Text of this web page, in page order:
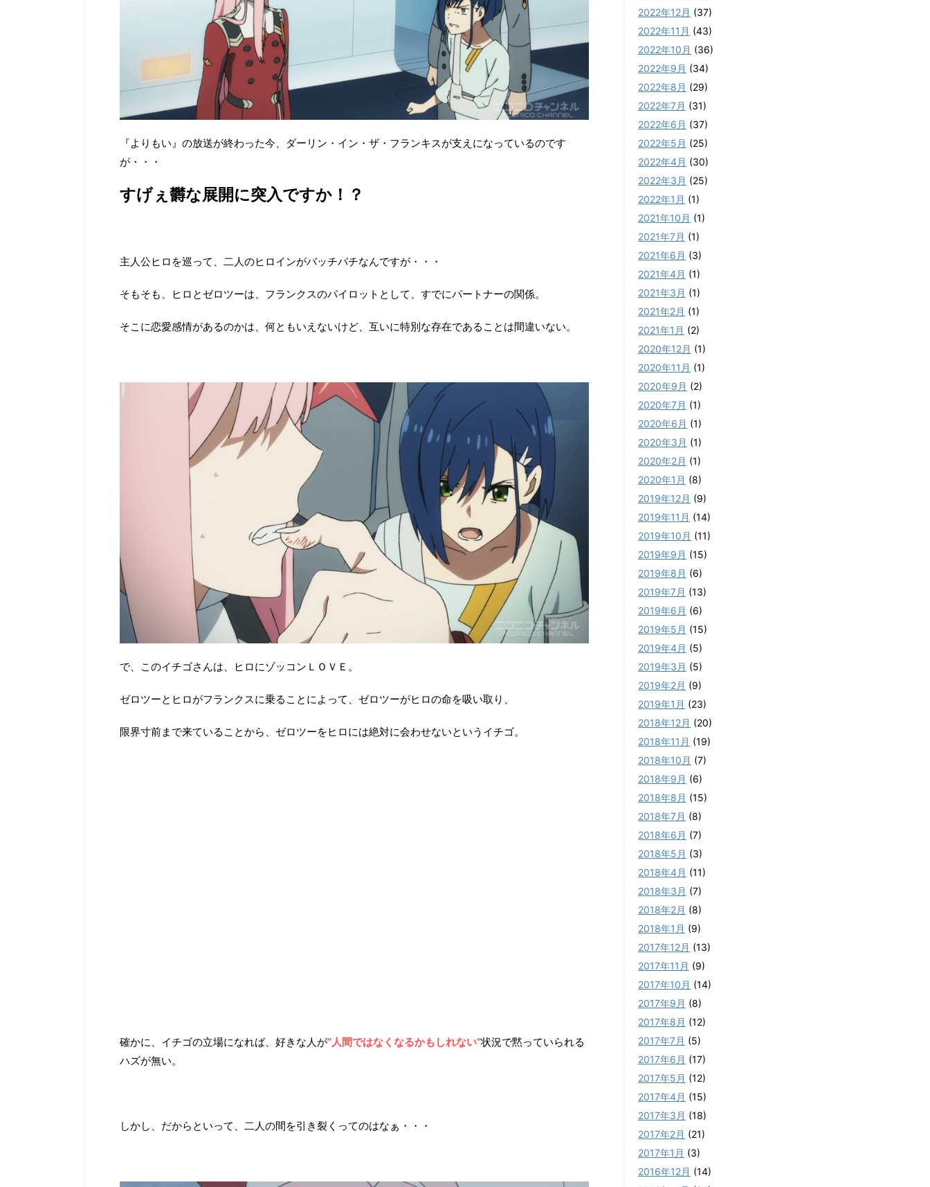
『よりもい』の放送が終わった今、ダーリン・イン・ザ・フランキスが支えになっているのです
が・・・
すげぇ欝な展開に突入ですか！？
主人公ヒロを巡って、二人のヒロインがバッチバチなんですが・・・
そもそも、ヒロとゼロツーは、フランクスのパイロットとして、すでにパートナーの関係。
そこに恋愛感情があるのかは、何ともいえないけど、互いに特別な存在であることは間違いない。
で、このイチゴさんは、ヒロにゾッコンＬＯＶＥ。
ゼロツーとヒロがフランクスに乗ることによって、ゼロツーがヒロの命を吸い取り、
限界寸前まで来ていることから、ゼロツーをヒロには絶対に会わせないというイチゴ。
確かに、イチゴの立場になれば、好きな人が”人間ではなくなるかもしれない”状況で黙っていられる
ハズが無い。
しかし、だからといって、二人の間を引き裂くってのはなぁ・・・
2022年12月 (37)
2022年11月 (43)
2022年10月 (36)
2022年9月 (34)
2022年8月 (29)
2022年7月 (31)
2022年6月 (37)
2022年5月 (25)
2022年4月 (30)
2022年3月 (25)
2022年1月 (1)
2021年10月 (1)
2021年7月 (1)
2021年6月 (3)
2021年4月 (1)
2021年3月 (1)
2021年2月 (1)
2021年1月 (2)
2020年12月 (1)
2020年11月 (1)
2020年9月 (2)
2020年7月 (1)
2020年6月 (1)
2020年3月 (1)
2020年2月 (1)
2020年1月 (8)
2019年12月 (9)
2019年11月 (14)
2019年10月 (11)
2019年9月 (15)
2019年8月 (6)
2019年7月 (13)
2019年6月 (6)
2019年5月 (15)
2019年4月 (5)
2019年3月 (5)
2019年2月 (9)
2019年1月 (23)
2018年12月 (20)
2018年11月 (19)
2018年10月 (7)
2018年9月 (6)
2018年8月 (15)
2018年7月 (8)
2018年6月 (7)
2018年5月 (3)
2018年4月 (11)
2018年3月 (7)
2018年2月 (8)
2018年1月 (9)
2017年12月 (13)
2017年11月 (9)
2017年10月 (14)
2017年9月 (8)
2017年8月 (12)
2017年7月 (5)
2017年6月 (17)
2017年5月 (12)
2017年4月 (15)
2017年3月 (18)
2017年2月 (21)
2017年1月 (3)
2016年12月 (14)